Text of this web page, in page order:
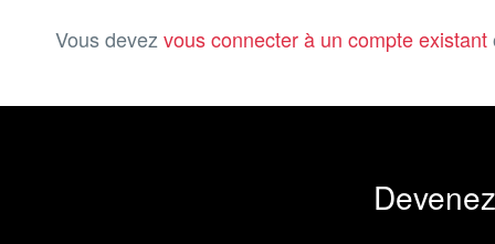
Vous devez vous connecter à un compte existant